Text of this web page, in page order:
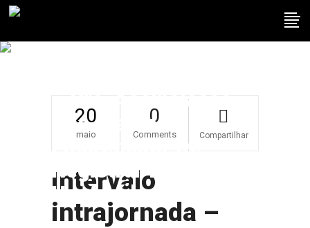
– Pré-Assinalação
Não Isenta
Empregador De
Registrar Intervalo
Usufruído
20
maio
0
Comments Compartilhar
Intervalo
intrajornada –